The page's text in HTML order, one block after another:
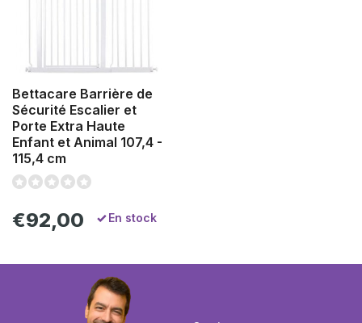
Bettacare Barrière de
Sécurité Escalier et
Porte Extra Haute
Enfant et Animal 107,4 -
115,4 cm
€92,00 En stock